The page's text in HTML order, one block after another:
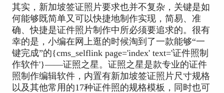
其实，新加坡签证照片要求也并不复杂，关键是如
何能够既简单又可以快捷地制作实现，简易、准
确、快捷是证件照片制作中所必须要追求的。很有
幸的是，小编在网上逛的时候淘到了一款能够“一
键完成”的{cms_selflink page='index' text='证件照制
作软件'}——证照之星。证照之星是款专业的证件
照制作编辑软件，内置有新加坡签证照片尺寸规格
以及其他常用的17种证件照的规格模板，同时也可